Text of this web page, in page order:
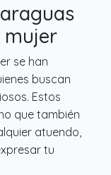
mujer
se han
buscan
Estos
que también
atuendo,
tu